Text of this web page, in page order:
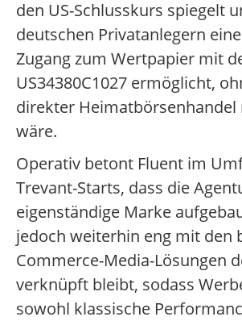
den US-Schlusskurs spiegelt
deutschen Privatanlegern
Zugang zum Wertpapier mit
US34380C1027 ermöglicht,
direkter
wäre.
Operativ betont Fluent im
Trevant-Starts, dass die
eigenständige Marke
jedoch weiterhin eng mit den
Commerce-Media-Lösungen
verknüpft bleibt, sodass
sowohl klassische